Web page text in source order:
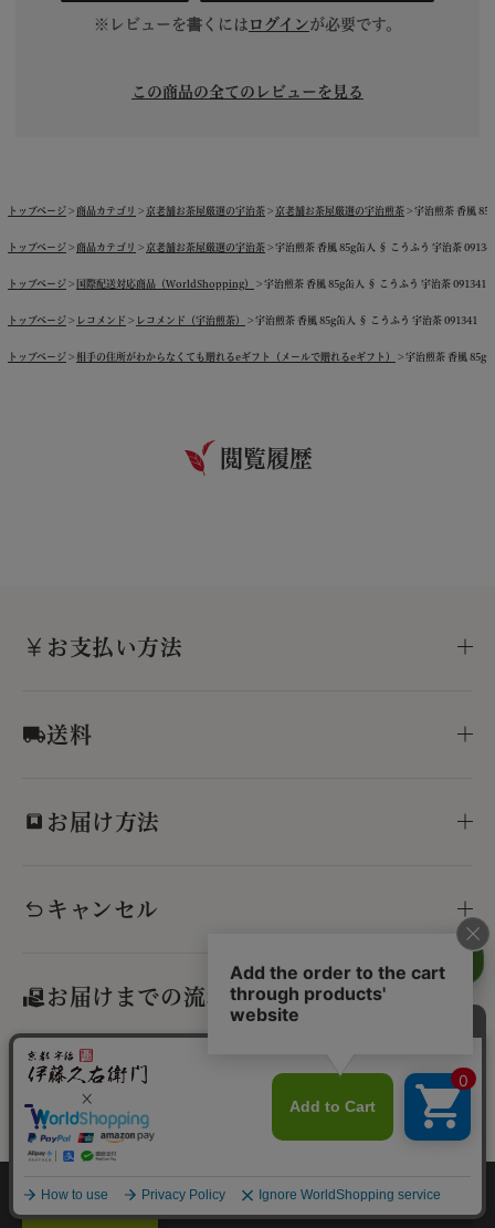
※レビューを書くには ログインが必要です。
この商品の全てのレビューを見る
トップページ 商品カテゴリ 京老舗お茶屋厳選の宇治茶 京老舗お茶屋厳選の宇治煎茶 宇治煎茶 香風
トップページ 商品カテゴリ 京老舗お茶屋厳選の宇治茶 宇治煎茶 香風 85g缶入 § こうふう 宇治茶
トップページ 国際配送対応商品（WorldShopping） 宇治煎茶 香風 85g缶入 § こうふう 宇治茶 091341
トップページ レコメンド レコメンド（宇治煎茶） 宇治煎茶 香風 85g缶入 § こうふう 宇治茶 091341
トップページ 相手の住所がわからなくても贈れるeギフト（メールで贈れるeギフト） 宇治煎茶 香風 85g
閲覧履歴
お支払い方法
送料
お届け方法
キャンセル
お届けまでの流れ
ラッピングについて